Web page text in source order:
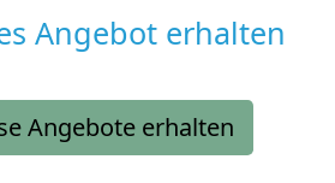
Angebot erhalten
Angebote erhalten